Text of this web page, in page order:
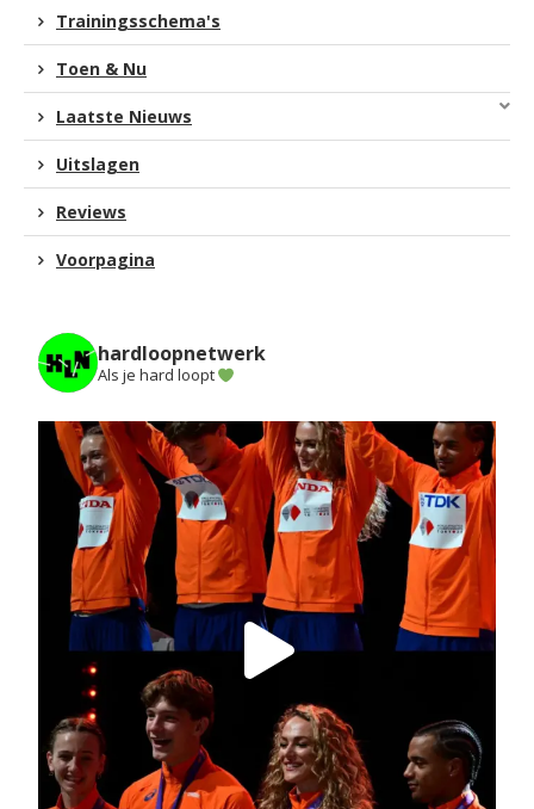
Trainingsschema's
Toen & Nu
Laatste Nieuws
Uitslagen
Reviews
Voorpagina
hardloopnetwerk
Als je hard loopt